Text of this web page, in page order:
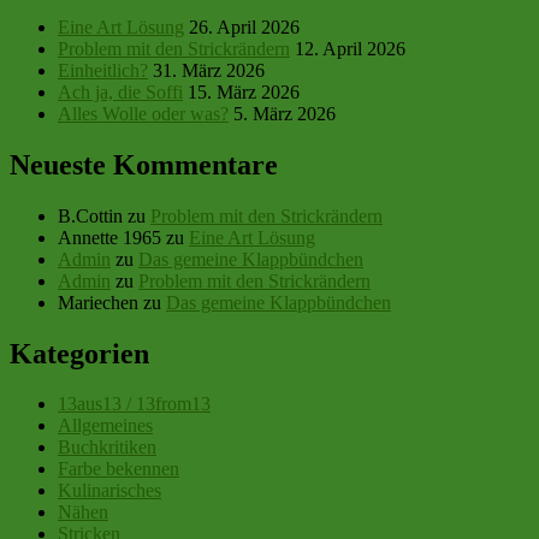
Eine Art Lösung 26. April 2026
Problem mit den Strickrändern 12. April 2026
Einheitlich? 31. März 2026
Ach ja, die Soffi 15. März 2026
Alles Wolle oder was? 5. März 2026
Neueste Kommentare
B.Cottin zu Problem mit den Strickrändern
Annette 1965 zu Eine Art Lösung
Admin zu Das gemeine Klappbündchen
Admin zu Problem mit den Strickrändern
Mariechen zu Das gemeine Klappbündchen
Kategorien
13aus13 / 13from13
Allgemeines
Buchkritiken
Farbe bekennen
Kulinarisches
Nähen
Stricken